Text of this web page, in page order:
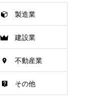
製造業
建設業
不動産業
その他